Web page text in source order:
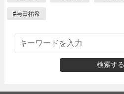
#与田祐希
検索する